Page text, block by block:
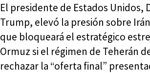
El presidente de Estados Unidos,
Trump, elevó la presión sobre
que bloqueará el estratégico
Ormuz si el régimen de Teherán
rechazar la “oferta final”